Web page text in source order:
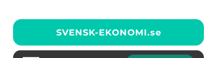
SVENSK-EKONOMI.se